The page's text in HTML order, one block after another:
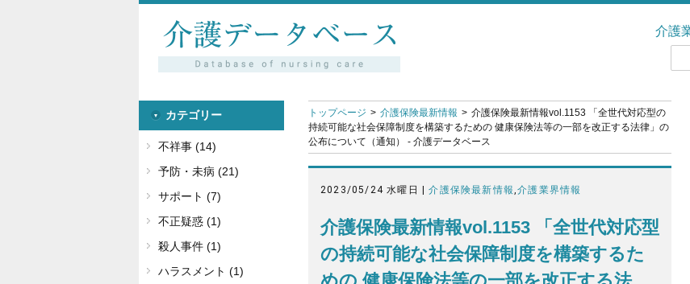
介護
トップページ 介護保険最新情報
介護保険最新情報vol.1153 「全世代対応型の
持続可能な社会保障制度を構築するための 健康保険法等の一部を改正する法律」の
公布について（通知） - 介護データベース
2023/05/24 水曜日 |介護保険最新情報,介護業界情報
介護保険最新情報vol.1153 「全世代対応型
の持続可能な社会保障制度を構築するた
カテゴリー
不祥事 (14)
予防・未病 (21)
サポート (7)
不正疑惑 (1)
殺人事件 (1)
ハラスメント (1)